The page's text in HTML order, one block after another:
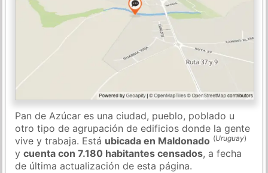
Pan de Azúcar es una ciudad, pueblo, poblado u
otro tipo de agrupación de edificios donde la gente
vive y trabaja. Está ubicada en Maldonado (Uruguay)
ycuenta con 7.180 habitantes censados, a fecha
de última actualización de esta página.